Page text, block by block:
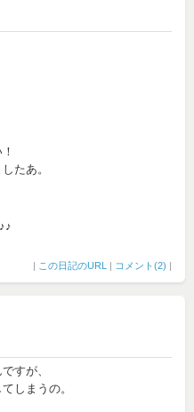
たあ。
| この日記のURL | コメント(2) |
すが、
しまうの。